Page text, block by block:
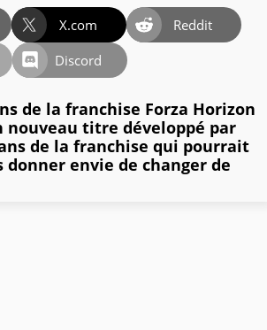
X.com
Reddit
Discord
de la franchise Forza Horizon
nouveau titre développé par
de la franchise qui pourrait
donner envie de changer de